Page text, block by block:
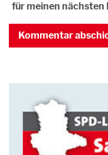
für meinen